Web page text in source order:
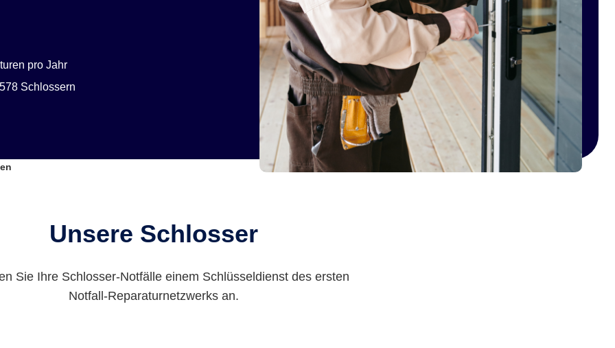
pro Jahr
Schlossern
Unsere Schlosser
Sie Ihre Schlosser-Notfälle einem Schlüsseldienst des ersten
Notfall-Reparaturnetzwerks an.